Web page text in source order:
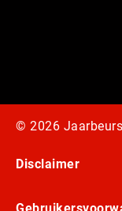
© 2026 Jaarbeurs
Disclaimer